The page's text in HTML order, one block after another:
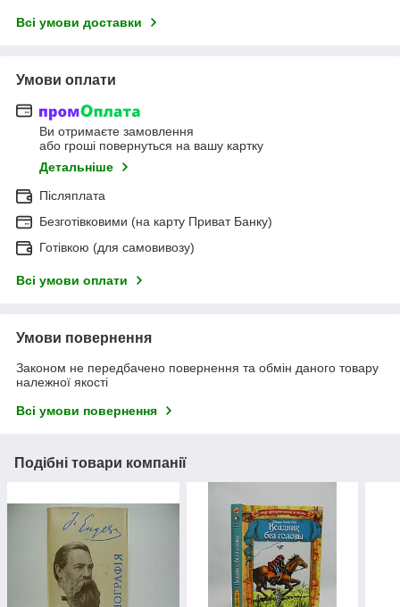
Всі умови доставки
Умови оплати
Ви отримаєте замовлення
або гроші повернуться на вашу картку
Детальніше
Післяплата
Безготівковими (на карту Приват Банку)
Готівкою (для самовивозу)
Всі умови оплати
Умови повернення
Законом не передбачено повернення та обмін даного товару
належної якості
Всі умови повернення
Подібні товари компанії